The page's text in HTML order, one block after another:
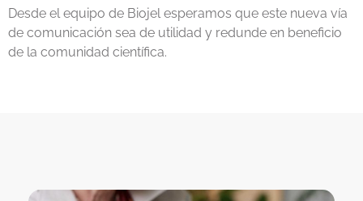
Desde el equipo de Biojel esperamos que este nueva vía
de comunicación sea de utilidad y redunde en beneficio
de la comunidad científica.